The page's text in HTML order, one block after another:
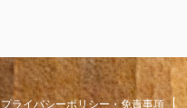
プライバシーポリシー・免責事項